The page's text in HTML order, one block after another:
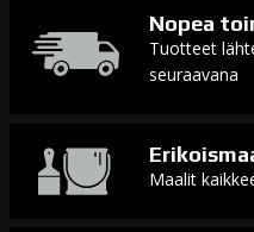
Nopea
Tuotteet
seuraavana
Maalit